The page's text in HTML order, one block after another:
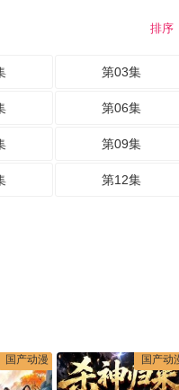
排序
第03集
第06集
第09集
第12集
国产动漫 国产动